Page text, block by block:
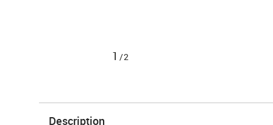
1 /2
Description